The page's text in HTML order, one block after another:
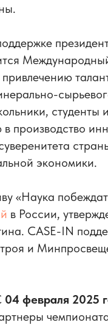
производство
экономики.
«Наука
в России,
CASE-IN
и
04 февраля 2025